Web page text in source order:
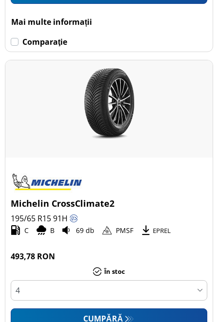
Mai multe informații
Comparaţie
Michelin CrossClimate2
195/65 R1591H
C B 69 db PMSF EPREL
493,78 RON
În stoc
CUMPĂRĂ